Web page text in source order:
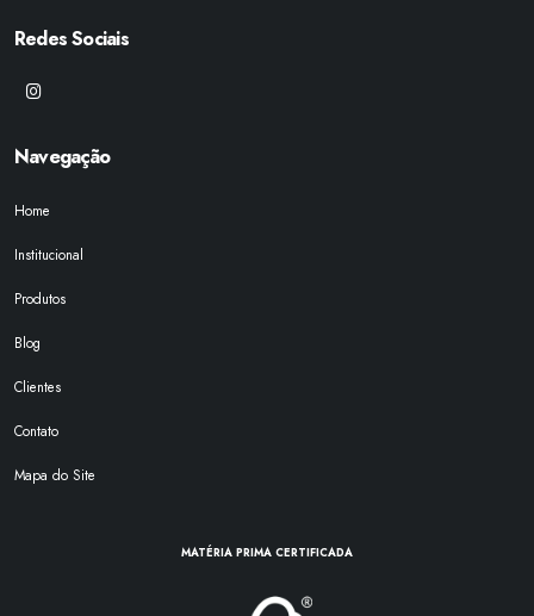
Redes Sociais
Navegação
Home
Institucional
Produtos
Blog
Clientes
Contato
Mapa do Site
MATÉRIA PRIMA CERTIFICADA